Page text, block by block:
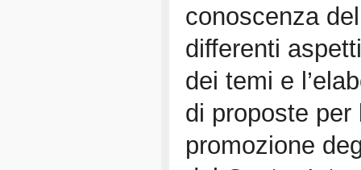
conoscenza
differenti
dei temi e
di proposte
promozione